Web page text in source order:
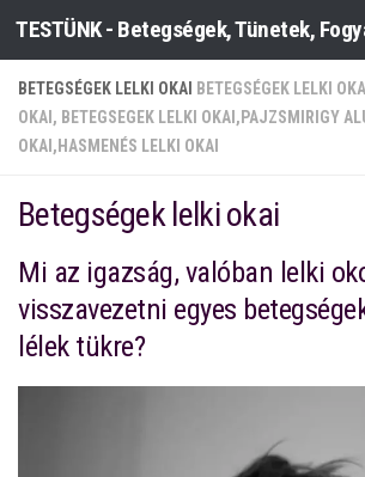
Skip to content
TESTÜNK - Betegségek, Tünetek,
BETEGSÉGEK LELKI OKAI
BETEGSÉGEK LELKI
OKAI, BETEGSEGEK LELKI OKAI,PAJZSMIRIGY
OKAI,HASMENÉS LELKI OKAI
Betegségek lelki okai
Mi az igazság, valóban lelki
visszavezetni egyes
lélek tükre?